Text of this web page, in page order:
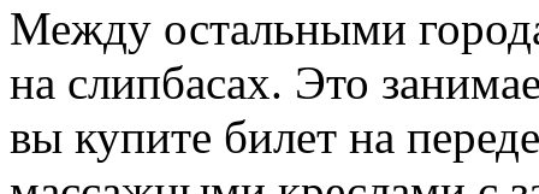
Между остальными
на слипбасах. Это
вы купите билет на